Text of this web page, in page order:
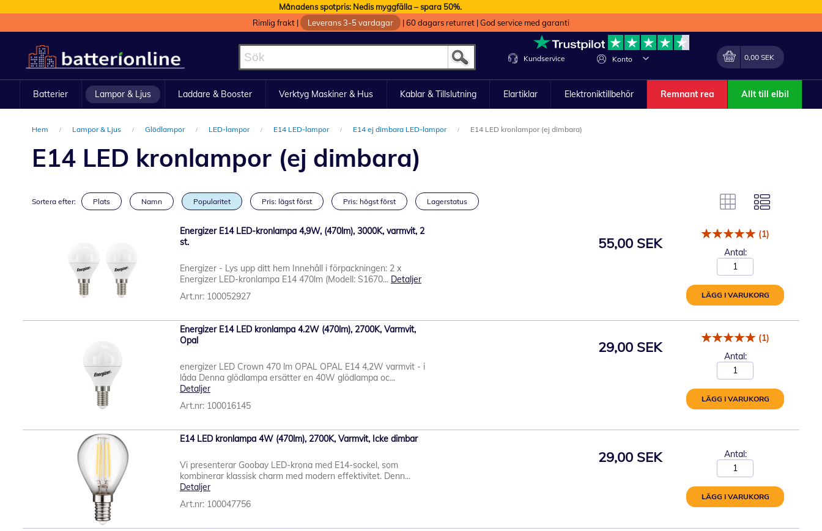
Månadens spotpris: Nedis myggfälla – spara 50%.
Rimlig frakt | Leverans 3-5 vardagar |60 dagars returret |God service med garanti
till
innehållet
Konto Förändra
Min kundvagn
0,00 SEK
Kundservice
Batterier Lampor & Ljus Laddare & Booster Verktyg Maskiner & Hus Kablar & Tillslutning Elartiklar Elektroniktillbehör Remnant rea Allt till elbil
Hem Lampor & Ljus Glödlampor LED-lampor E14 LED-lampor E14 ej dimbara LED-lampor E14 LED kronlampor (ej dimbara)
E14 LED kronlampor (ej dimbara)
Sortera efter: Plats Namn Popularitet Pris: lägst först Pris: högst först Lagerstatus
Energizer E14 LED-kronlampa 4,9W, (470lm), 3000K, varmvit, 2
st.
Energizer - Lys upp ditt hem Innehåll i förpackningen: 2 x
Energizer LED-kronlampa E14 470lm (Modell: S1670... Detaljer
Art.nr: 100052927
55,00 SEK
(1)
Antal:
LÄGG I VARUKORG
Energizer E14 LED kronlampa 4.2W (470lm), 2700K, Varmvit,
Opal
energizer LED Crown 470 lm OPAL OPAL E14 4,2W varmvit - i
låda Denna glödlampa ersätter en 40W glödlampa oc...
Detaljer
Art.nr: 100016145
29,00 SEK
(1)
Antal:
LÄGG I VARUKORG
E14 LED kronlampa 4W (470lm), 2700K, Varmvit, Icke dimbar
Vi presenterar Goobay LED-krona med E14-sockel, som
kombinerar klassisk charm med modern effektivitet. Denn...
Detaljer
Art.nr: 100047756
29,00 SEK Antal:
LÄGG I VARUKORG